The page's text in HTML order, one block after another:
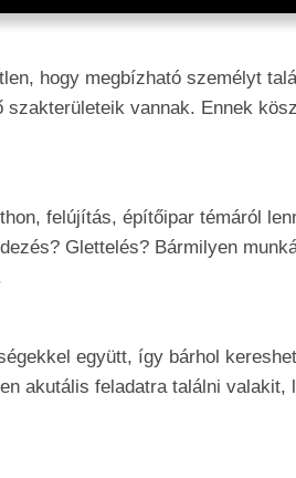
hogy megbízható személyt
vannak. Ennek
felújítás, építőipar témáról
Glettelés? Bármilyen
együtt, így bárhol
akutális feladatra találni